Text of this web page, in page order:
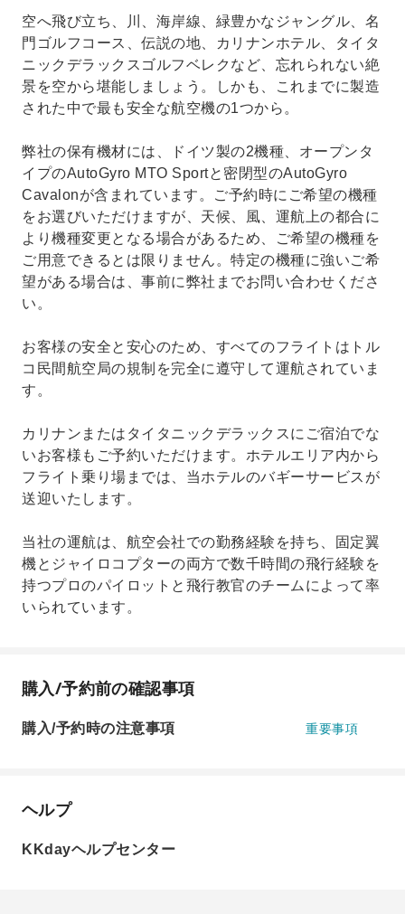
空へ飛び立ち、川、海岸線、緑豊かなジャングル、名
門ゴルフコース、伝説の地、カリナンホテル、タイタ
ニックデラックスゴルフベレクなど、忘れられない絶
景を空から堪能しましょう。しかも、これまでに製造
された中で最も安全な航空機の1つから。
弊社の保有機材には、ドイツ製の2機種、オープンタ
イプのAutoGyro MTO Sportと密閉型のAutoGyro
Cavalonが含まれています。ご予約時にご希望の機種
をお選びいただけますが、天候、風、運航上の都合に
より機種変更となる場合があるため、ご希望の機種を
ご用意できるとは限りません。特定の機種に強いご希
望がある場合は、事前に弊社までお問い合わせくださ
い。
お客様の安全と安心のため、すべてのフライトはトル
コ民間航空局の規制を完全に遵守して運航されていま
す。
カリナンまたはタイタニックデラックスにご宿泊でな
いお客様もご予約いただけます。ホテルエリア内から
フライト乗り場までは、当ホテルのバギーサービスが
送迎いたします。
当社の運航は、航空会社での勤務経験を持ち、固定翼
機とジャイロコプターの両方で数千時間の飛行経験を
持つプロのパイロットと飛行教官のチームによって率
いられています。
購入/予約前の確認事項
購入/予約時の注意事項 重要事項
ヘルプ
KKdayヘルプセンター